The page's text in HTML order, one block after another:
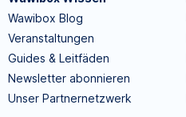
Wawibox Blog
Veranstaltungen
Guides & Leitfäden
Newsletter abonnieren
Unser Partnernetzwerk